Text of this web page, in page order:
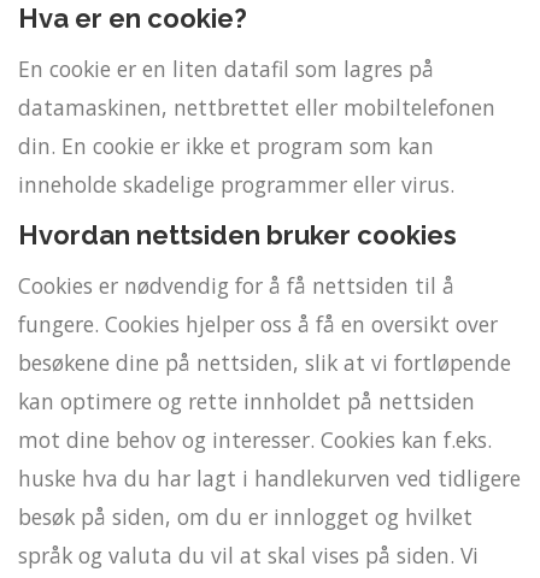
Hva er en cookie?
En cookie er en liten datafil som lagres på
datamaskinen, nettbrettet eller mobiltelefonen
din. En cookie er ikke et program som kan
inneholde skadelige programmer eller virus.
Hvordan nettsiden bruker cookies
Cookies er nødvendig for å få nettsiden til å
fungere. Cookies hjelper oss å få en oversikt over
besøkene dine på nettsiden, slik at vi fortløpende
kan optimere og rette innholdet på nettsiden
mot dine behov og interesser. Cookies kan f.eks.
huske hva du har lagt i handlekurven ved tidligere
besøk på siden, om du er innlogget og hvilket
språk og valuta du vil at skal vises på siden. Vi